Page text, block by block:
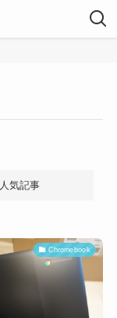
人気記事
Chromebook